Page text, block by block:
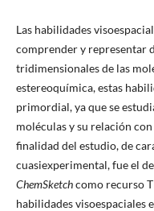
Las habilidades
comprender y representar
tridimensionales de las
estereoquímica, estas
primordial, ya que se
moléculas y su relación
finalidad del estudio, de
cuasiexperimental, fue el
ChemSketchcomo recurso
habilidades visoespaciales